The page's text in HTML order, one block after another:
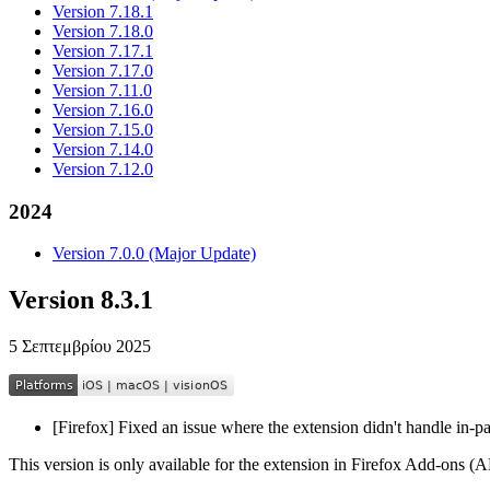
Version 7.18.1
Version 7.18.0
Version 7.17.1
Version 7.17.0
Version 7.11.0
Version 7.16.0
Version 7.15.0
Version 7.14.0
Version 7.12.0
2024
Version 7.0.0 (Major Update)
Version 8.3.1
5 Σεπτεμβρίου 2025
[Firefox] Fixed an issue where the extension didn't handle in-
This version is only available for the extension in Firefox Add-ons